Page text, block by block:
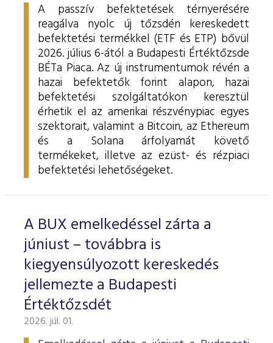
A passzív befektetések térnyerésére
reagálva nyolc új tőzsdén kereskedett
befektetési termékkel (ETF és ETP) bővül
2026. július 6-ától a Budapesti Értéktőzsde
BÉTa Piaca. Az új instrumentumok révén a
hazai befektetők forint alapon, hazai
befektetési szolgáltatókon keresztül
érhetik el az amerikai részvénypiac egyes
szektorait, valamint a Bitcoin, az Ethereum
és a Solana árfolyamát követő
termékeket, illetve az ezüst- és rézpiaci
befektetési lehetőségeket.
A BUX emelkedéssel zárta a
júniust – továbbra is
kiegyensúlyozott kereskedés
jellemezte a Budapesti
Értéktőzsdét
2026. júl. 01.